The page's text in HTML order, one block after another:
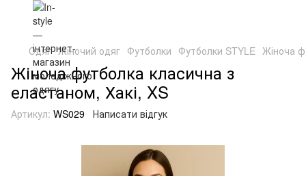
Одяг Жіночий одяг Футболки Футболки STYLE Жіноча
Жіноча футболка класична з
еластаном, Хакі, XS
Артикул: WS029 Написати відгук